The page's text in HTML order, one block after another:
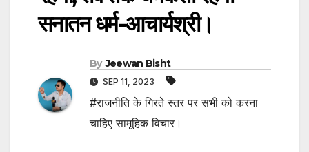
सनातन धर्म-आचार्यश्री।
By Jeewan Bisht
SEP 11, 2023
#राजनीति के गिरते स्तर पर सभी को करना
चाहिए सामूहिक विचार।